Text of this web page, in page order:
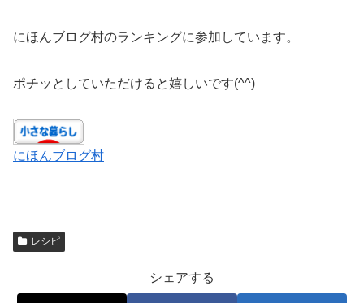
にほんブログ村のランキングに参加しています。
ポチッとしていただけると嬉しいです(^^)
にほんブログ村
レシピ
シェアする